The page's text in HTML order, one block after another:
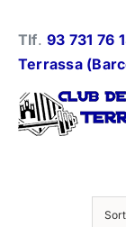
content
Tlf.93 731 76
Terrassa